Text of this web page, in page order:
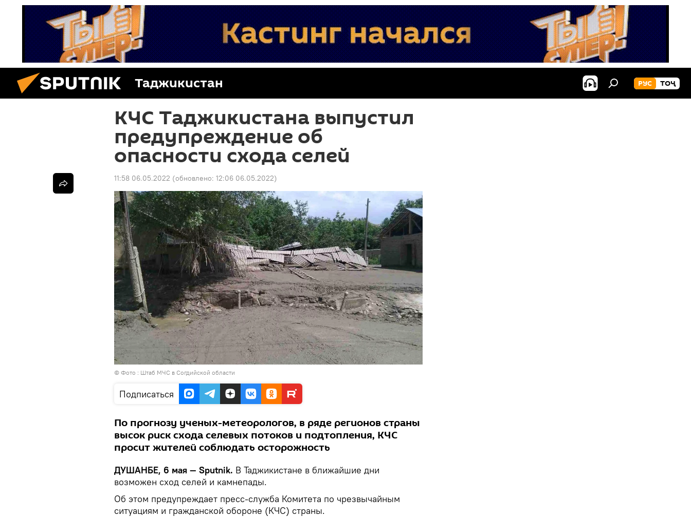
Таджикистан РУС ТОҶ
КЧС Таджикистана выпустил
предупреждение об
опасности схода селей
11:58 06.05.2022 (обновлено: 12:06 06.05.2022)
© Фото : Штаб МЧС в Согдийской области
Подписаться
По прогнозу ученых-метеорологов, в ряде регионов страны
высок риск схода селевых потоков и подтопления, КЧС
просит жителей соблюдать осторожность
ДУШАНБЕ, 6 мая — Sputnik. В Таджикистане в ближайшие дни
возможен сход селей и камнепады.
Об этом предупреждает пресс-служба Комитета по чрезвычайным
ситуациям и гражданской обороне (КЧС) страны.